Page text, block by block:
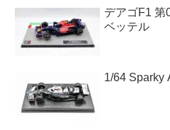
デアゴF1 第
ベッテル
1/64 Sparky